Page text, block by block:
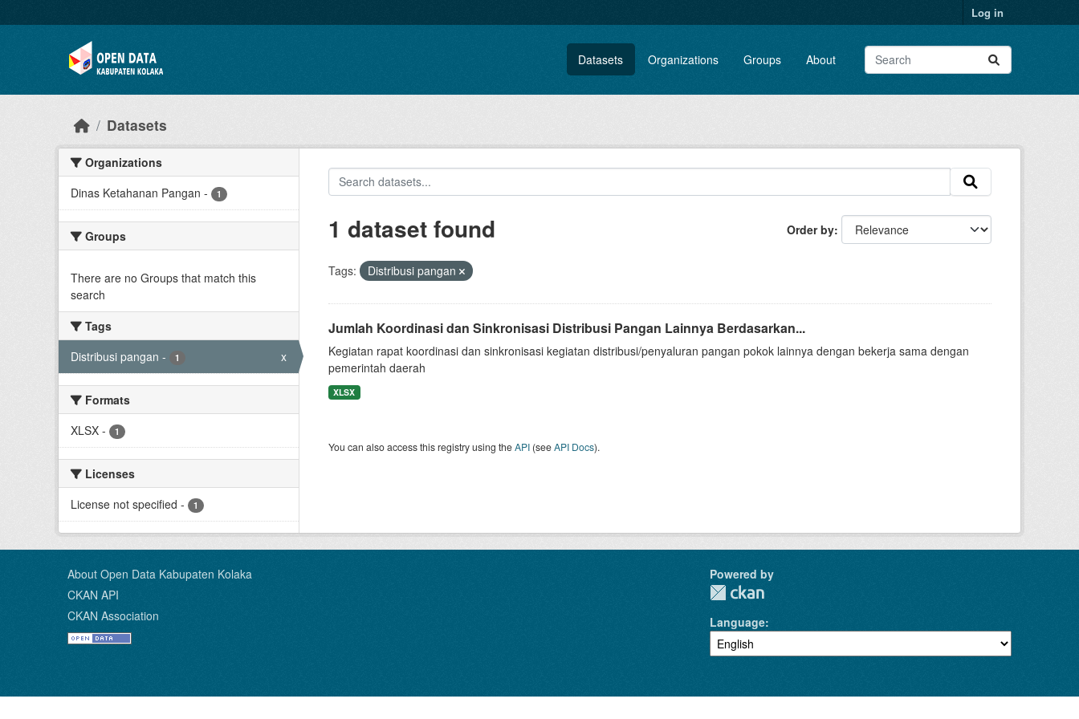
Log in
Datasets Organizations Groups About
Datasets
Organizations
Dinas Ketahanan Pangan - 1
Groups
There are no Groups that match this
search
Tags
Distribusi pangan - 1 x
Formats
XLSX - 1
Licenses
License not specified - 1
Order by
1 dataset found
Tags: Distribusi pangan
Jumlah Koordinasi dan Sinkronisasi Distribusi Pangan Lainnya Berdasarkan...
Kegiatan rapat koordinasi dan sinkronisasi kegiatan distribusi/penyaluran pangan pokok lainnya dengan bekerja sama dengan
pemerintah daerah
XLSX
You can also access this registry using theAPI(seeAPI Docs).
About Open Data Kabupaten Kolaka
CKAN API
CKAN Association
Powered by
Language